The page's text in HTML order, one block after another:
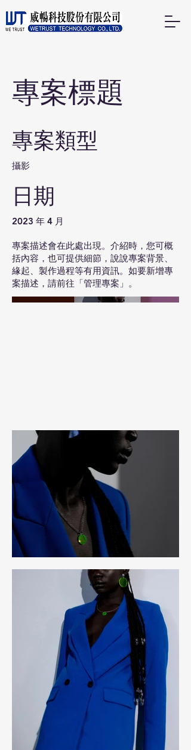
專案標題
專案類型
攝影
日期
2023 年 4 月
專案描述會在此處出現。介紹時，您可概
括內容，也可提供細節，說說專案背景、
緣起、製作過程等有用資訊。如要新增專
案描述，請前往「管理專案」。